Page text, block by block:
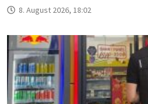
8. August 2026, 18:02